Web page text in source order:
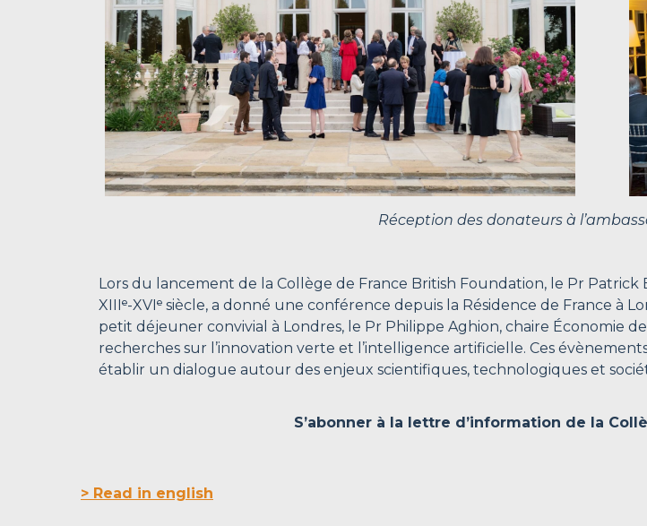
Réception des donateurs à
Lors du lancement de la Collège de France British Foundation, le Pr
XIIIᵉ-XVIᵉ siècle, a donné une conférence depuis la Résidence de France à
petit déjeuner convivial à Londres, le Pr Philippe Aghion, chaire Économie
recherches sur l’innovation verte et l’intelligence artificielle. Ces
établir un dialogue autour des enjeux scientifiques, technologiques et
S’abonner à la lettre d’information de la
> Read in english